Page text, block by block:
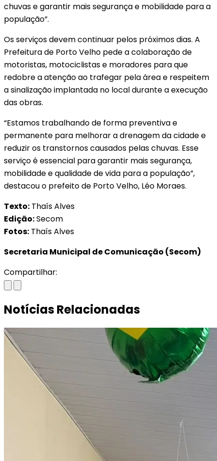
chuvas e garantir mais segurança e mobilidade para a
população”.
Os serviços devem continuar pelos próximos dias. A
Prefeitura de Porto Velho pede a colaboração de
motoristas, motociclistas e moradores para que
redobre a atenção ao trafegar pela área e respeitem
a sinalização implantada no local durante a execução
das obras.
“Estamos trabalhando de forma preventiva e
permanente para melhorar a drenagem da cidade e
reduzir os transtornos causados pelas chuvas. Esse
serviço é essencial para garantir mais segurança,
mobilidade e qualidade de vida para a população”,
destacou o prefeito de Porto Velho, Léo Moraes.
Texto: Thaís Alves
Edição:Secom
Fotos: Thaís Alves
Secretaria Municipal de Comunicação (Secom)
Compartilhar:
Notícias Relacionadas